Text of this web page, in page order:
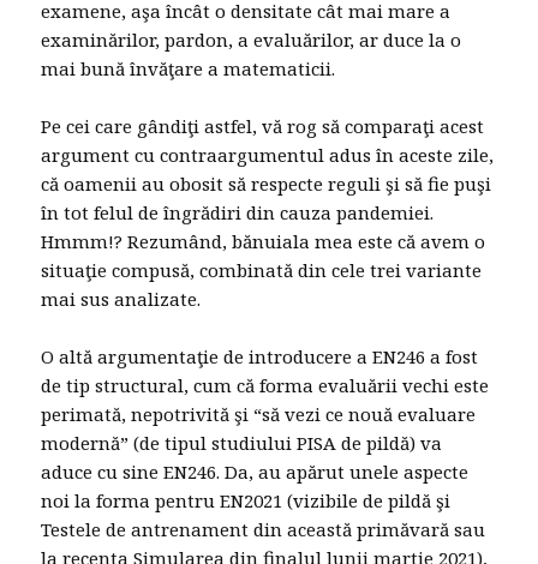
examene, aşa încât o densitate cât mai mare a
examinărilor, pardon, a evaluărilor, ar duce la o
mai bună învăţare a matematicii.
Pe cei care gândiţi astfel, vă rog să comparaţi acest
argument cu contraargumentul adus în aceste zile,
că oamenii au obosit să respecte reguli şi să fie puşi
în tot felul de îngrădiri din cauza pandemiei.
Hmmm!? Rezumând, bănuiala mea este că avem o
situaţie compusă, combinată din cele trei variante
mai sus analizate.
O altă argumentaţie de introducere a EN246 a fost
de tip structural, cum că forma evaluării vechi este
perimată, nepotrivită şi “să vezi ce nouă evaluare
modernă” (de tipul studiului PISA de pildă) va
aduce cu sine EN246. Da, au apărut unele aspecte
noi la forma pentru EN2021 (vizibile de pildă şi
Testele de antrenament din această primăvară sau
la recenta Simularea din finalul lunii martie 2021),